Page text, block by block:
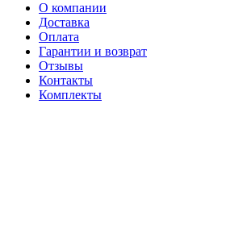
О компании
Доставка
Оплата
Гарантии и возврат
Отзывы
Контакты
Комплекты